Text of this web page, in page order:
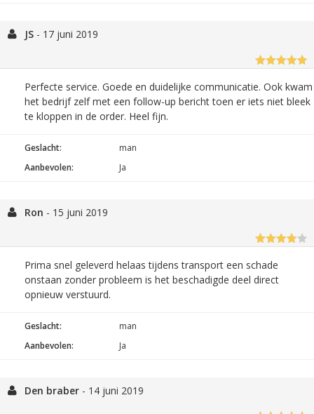
JS - 17 juni 2019
Perfecte service. Goede en duidelijke communicatie. Ook kwam
het bedrijf zelf met een follow-up bericht toen er iets niet bleek
te kloppen in de order. Heel fijn.
Geslacht:
man
Aanbevolen:
Ja
Ron - 15 juni 2019
Prima snel geleverd helaas tijdens transport een schade
onstaan zonder probleem is het beschadigde deel direct
opnieuw verstuurd.
Geslacht:
man
Aanbevolen:
Ja
Den braber - 14 juni 2019